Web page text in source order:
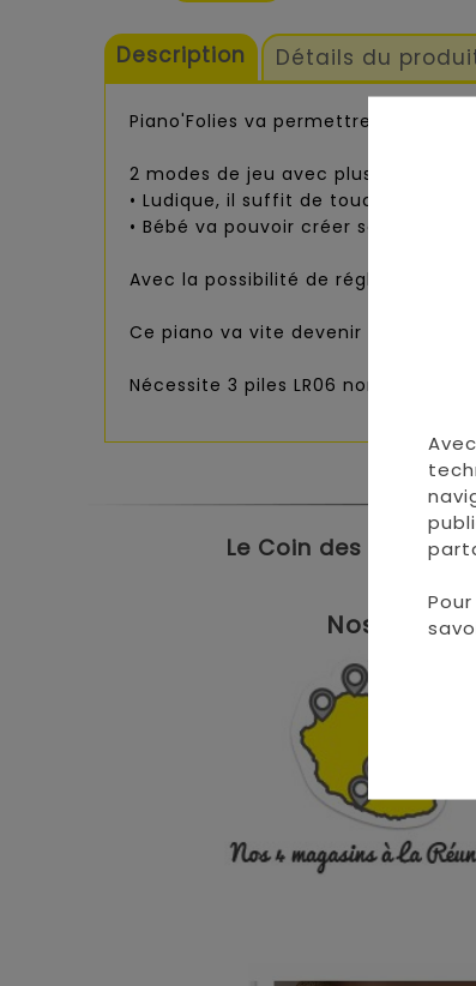
Description Détails du
Piano'Folies va permettre à bébé de
2 modes de jeu avec plusieurs
• Ludique, il suffit de toucher un
• Bébé va pouvoir créer ses
Avec la possibilité de régler le
Ce piano va vite devenir le jouet
Nécessite 3 piles LR06 non incluses.
Le Coin des Petits
Nos